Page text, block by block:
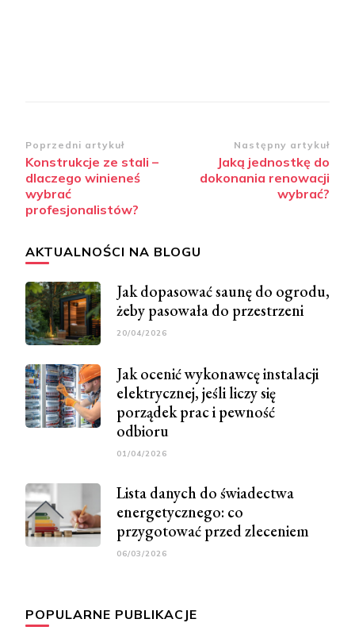
Zobacz
wpisy
Poprzedni artykuł
Konstrukcje ze stali –
dlaczego winieneś
wybrać
profesjonalistów?
Następny artykuł
Jaką jednostkę do
dokonania renowacji
wybrać?
AKTUALNOŚCI NA BLOGU
Jak dopasować saunę do ogrodu,
żeby pasowała do przestrzeni
20/04/2026
Jak ocenić wykonawcę instalacji
elektrycznej, jeśli liczy się
porządek prac i pewność
odbioru
01/04/2026
Lista danych do świadectwa
energetycznego: co
przygotować przed zleceniem
06/03/2026
POPULARNE PUBLIKACJE